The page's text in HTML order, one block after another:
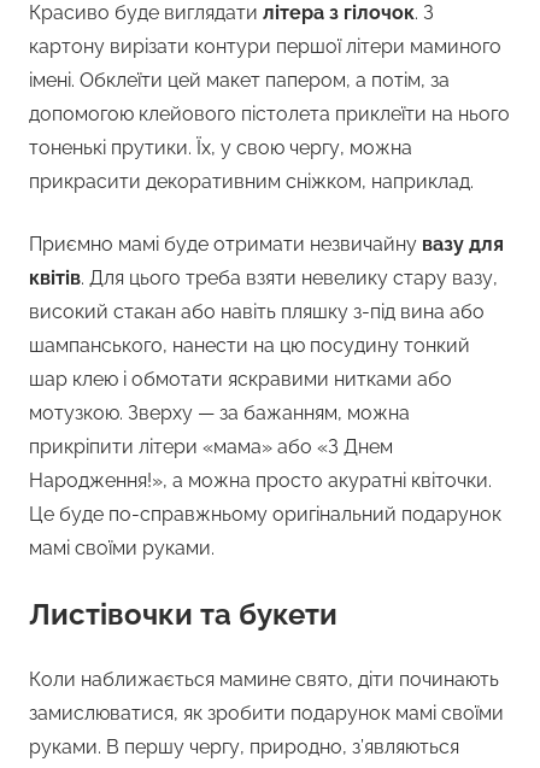
Красиво буде виглядати літера з гілочок. З
картону вирізати контури першої літери маминого
імені. Обклеїти цей макет папером, а потім, за
допомогою клейового пістолета приклеїти на нього
тоненькі прутики. Їх, у свою чергу, можна
прикрасити декоративним сніжком, наприклад.
Приємно мамі буде отримати незвичайну вазу для
квітів. Для цього треба взяти невелику стару вазу,
високий стакан або навіть пляшку з-під вина або
шампанського, нанести на цю посудину тонкий
шар клею і обмотати яскравими нитками або
мотузкою. Зверху — за бажанням, можна
прикріпити літери «мама» або «З Днем
Народження!», а можна просто акуратні квіточки.
Це буде по-справжньому оригінальний подарунок
мамі своїми руками.
Листівочки та букети
Коли наближається мамине свято, діти починають
замислюватися, як зробити подарунок мамі своїми
руками. В першу чергу, природно, з’являються